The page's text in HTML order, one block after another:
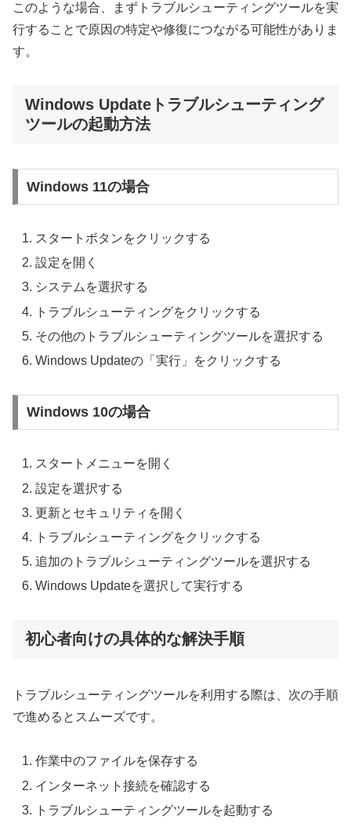
このような場合、まずトラブルシューティングツールを実
行することで原因の特定や修復につながる可能性がありま
す。
Windows Updateトラブルシューティング
ツールの起動方法
Windows 11の場合
スタートボタンをクリックする
設定を開く
システムを選択する
トラブルシューティングをクリックする
その他のトラブルシューティングツールを選択する
Windows Updateの「実行」をクリックする
Windows 10の場合
スタートメニューを開く
設定を選択する
更新とセキュリティを開く
トラブルシューティングをクリックする
追加のトラブルシューティングツールを選択する
Windows Updateを選択して実行する
初心者向けの具体的な解決手順
トラブルシューティングツールを利用する際は、次の手順
で進めるとスムーズです。
作業中のファイルを保存する
インターネット接続を確認する
トラブルシューティングツールを起動する